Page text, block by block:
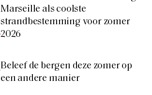
Marseille als coolste
strandbestemming voor zomer
2026
Beleef de bergen deze zomer op
een andere manier